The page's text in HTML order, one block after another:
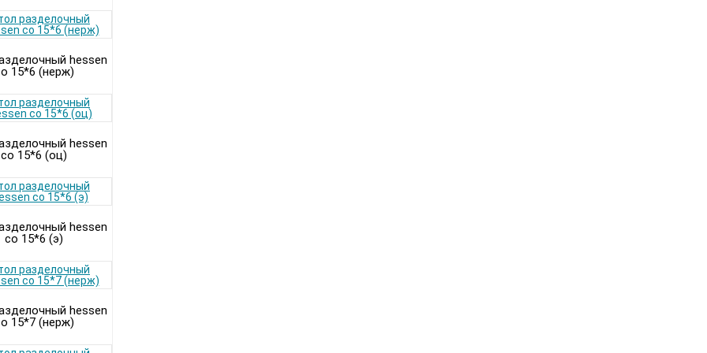
hessen
15*6 (нерж)
hessen
со 15*6 (оц)
hessen
со 15*6 (э)
hessen
15*7 (нерж)